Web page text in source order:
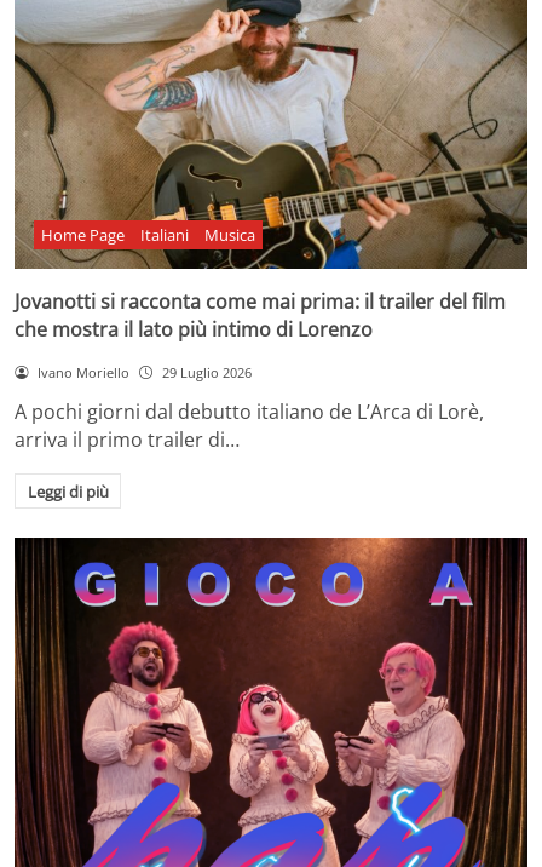
Home Page Italiani Musica
Jovanotti si racconta come mai prima: il trailer del film
che mostra il lato più intimo di Lorenzo
Ivano Moriello 29 Luglio 2026
A pochi giorni dal debutto italiano de L’Arca di Lorè,
arriva il primo trailer di…
Leggi di più